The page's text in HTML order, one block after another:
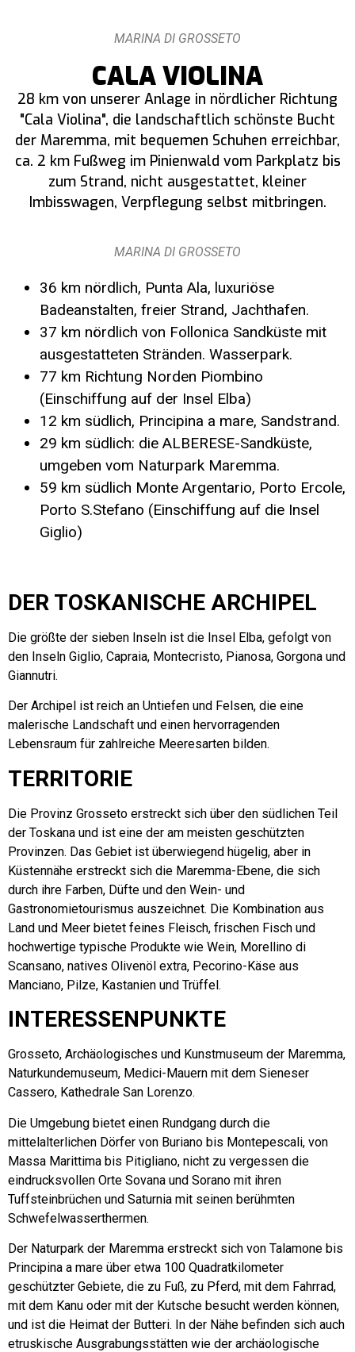
MARINA DI GROSSETO
CALA VIOLINA
28 km von unserer Anlage in nördlicher Richtung
"Cala Violina", die landschaftlich schönste Bucht
der Maremma, mit bequemen Schuhen erreichbar,
ca. 2 km Fußweg im Pinienwald vom Parkplatz bis
zum Strand, nicht ausgestattet, kleiner
Imbisswagen, Verpflegung selbst mitbringen.
MARINA DI GROSSETO
36 km nördlich, Punta Ala, luxuriöse
Badeanstalten, freier Strand, Jachthafen.
37 km nördlich von Follonica Sandküste mit
ausgestatteten Stränden. Wasserpark.
77 km Richtung Norden Piombino
(Einschiffung auf der Insel Elba)
12 km südlich, Principina a mare, Sandstrand.
29 km südlich: die ALBERESE-Sandküste,
umgeben vom Naturpark Maremma.
59 km südlich Monte Argentario, Porto Ercole,
Porto S.Stefano (Einschiffung auf die Insel
Giglio)
DER TOSKANISCHE ARCHIPEL
Die größte der sieben Inseln ist die Insel Elba, gefolgt von
den Inseln Giglio, Capraia, Montecristo, Pianosa, Gorgona und
Giannutri.
Der Archipel ist reich an Untiefen und Felsen, die eine
malerische Landschaft und einen hervorragenden
Lebensraum für zahlreiche Meeresarten bilden.
TERRITORIE
Die Provinz Grosseto erstreckt sich über den südlichen Teil
der Toskana und ist eine der am meisten geschützten
Provinzen. Das Gebiet ist überwiegend hügelig, aber in
Küstennähe erstreckt sich die Maremma-Ebene, die sich
durch ihre Farben, Düfte und den Wein- und
Gastronomietourismus auszeichnet. Die Kombination aus
Land und Meer bietet feines Fleisch, frischen Fisch und
hochwertige typische Produkte wie Wein, Morellino di
Scansano, natives Olivenöl extra, Pecorino-Käse aus
Manciano, Pilze, Kastanien und Trüffel.
INTERESSENPUNKTE
Grosseto, Archäologisches und Kunstmuseum der Maremma,
Naturkundemuseum, Medici-Mauern mit dem Sieneser
Cassero, Kathedrale San Lorenzo.
Die Umgebung bietet einen Rundgang durch die
mittelalterlichen Dörfer von Buriano bis Montepescali, von
Massa Marittima bis Pitigliano, nicht zu vergessen die
eindrucksvollen Orte Sovana und Sorano mit ihren
Tuffsteinbrüchen und Saturnia mit seinen berühmten
Schwefelwasserthermen.
Der Naturpark der Maremma erstreckt sich von Talamone bis
Principina a mare über etwa 100 Quadratkilometer
geschützter Gebiete, die zu Fuß, zu Pferd, mit dem Fahrrad,
mit dem Kanu oder mit der Kutsche besucht werden können,
und ist die Heimat der Butteri. In der Nähe befinden sich auch
etruskische Ausgrabungsstätten wie der archäologische